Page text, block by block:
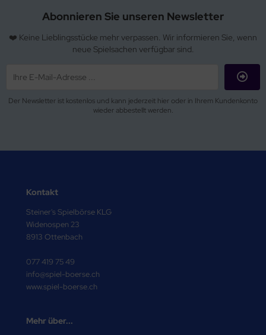
Abonnieren Sie unseren Newsletter
❤️ Keine Lieblingsstücke mehr verpassen. Wir informieren Sie, wenn
neue Spielsachen verfügbar sind.
Der Newsletter ist kostenlos und kann jederzeit hier oder in Ihrem Kundenkonto
wieder abbestellt werden.
Kontakt
Steiner's Spielbörse KLG
Widenospen 23
8913 Ottenbach
077 419 75 49
info@spiel-boerse.ch
www.spiel-boerse.ch
Mehr über...